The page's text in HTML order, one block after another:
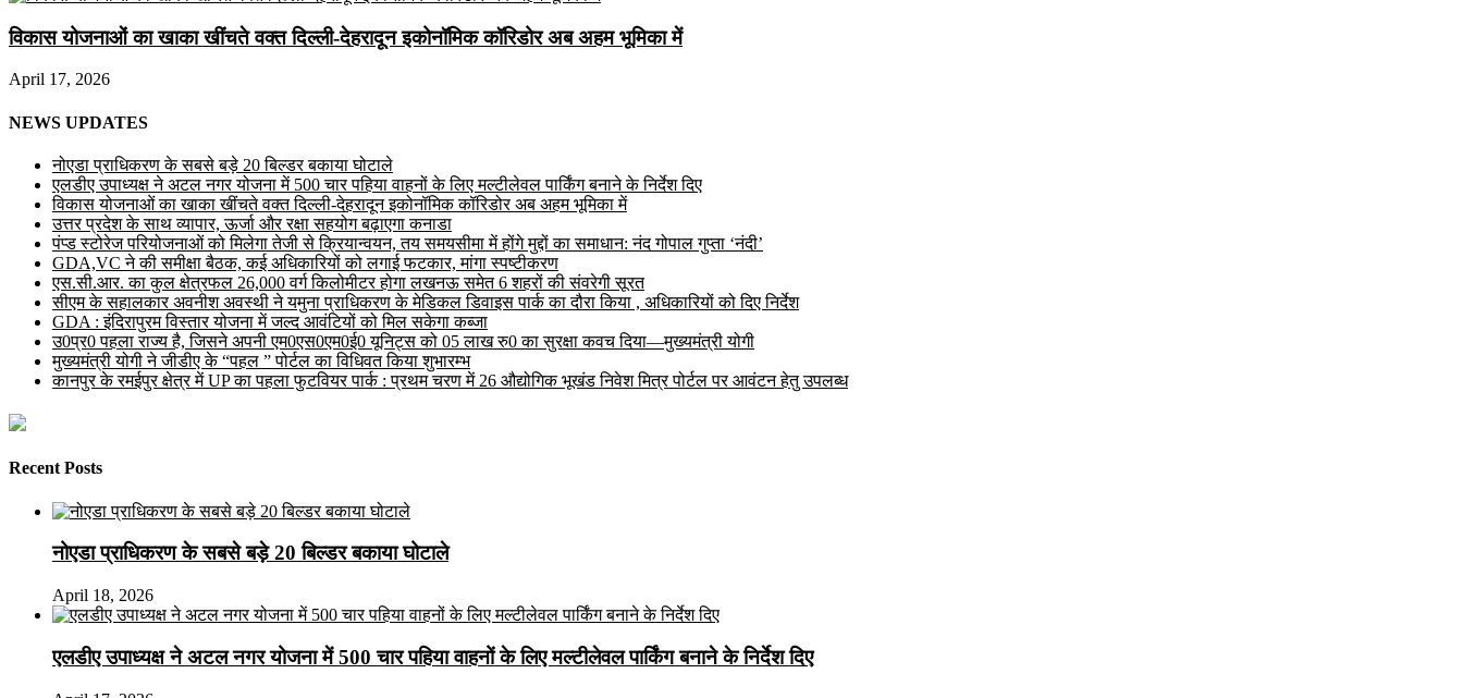
विकास योजनाओं का खाका खींचते वक्त दिल्ली-देहरादून इकोनॉमिक कॉरिडोर अब अहम भूमिका में
April 17, 2026
NEWS UPDATES
नोएडा प्राधिकरण के सबसे बड़े 20 बिल्डर बकाया घोटाले
एलडीए उपाध्यक्ष ने अटल नगर योजना में 500 चार पहिया वाहनों के लिए मल्टीलेवल पार्किंग बनाने के निर्देश दिए
विकास योजनाओं का खाका खींचते वक्त दिल्ली-देहरादून इकोनॉमिक कॉरिडोर अब अहम भूमिका में
उत्तर प्रदेश के साथ व्यापार, ऊर्जा और रक्षा सहयोग बढ़ाएगा कनाडा
पंप्ड स्टोरेज परियोजनाओं को मिलेगा तेजी से क्रियान्वयन, तय समयसीमा में होंगे मुद्दों का समाधान: नंद गोपाल गुप्ता ‘नंदी’
GDA,VC ने की समीक्षा बैठक, कई अधिकारियों को लगाई फटकार, मांगा स्पष्टीकरण
एस.सी.आर. का कुल क्षेत्रफल 26,000 वर्ग किलोमीटर होगा लखनऊ समेत 6 शहरों की संवरेगी सूरत
सीएम के सहालकार अवनीश अवस्थी ने यमुना प्राधिकरण के मेडिकल डिवाइस पार्क का दौरा किया , अधिकारियों को दिए निर्देश
GDA : इंदिरापुरम विस्तार योजना में जल्द आवंटियों को मिल सकेगा कब्जा
उ0प्र0 पहला राज्य है, जिसने अपनी एम0एस0एम0ई0 यूनिट्स को 05 लाख रु0 का सुरक्षा कवच दिया—मुख्यमंत्री योगी
मुख्यमंत्री योगी ने जीडीए के “पहल ” पोर्टल का विधिवत किया शुभारम्भ
कानपुर के रमईपुर क्षेत्र में UP का पहला फुटवियर पार्क : प्रथम चरण में 26 औद्योगिक भूखंड निवेश मित्र पोर्टल पर आवंटन हेतु उपलब्ध
Recent Posts
नोएडा प्राधिकरण के सबसे बड़े 20 बिल्डर बकाया घोटाले
April 18, 2026
एलडीए उपाध्यक्ष ने अटल नगर योजना में 500 चार पहिया वाहनों के लिए मल्टीलेवल पार्किंग बनाने के निर्देश दिए